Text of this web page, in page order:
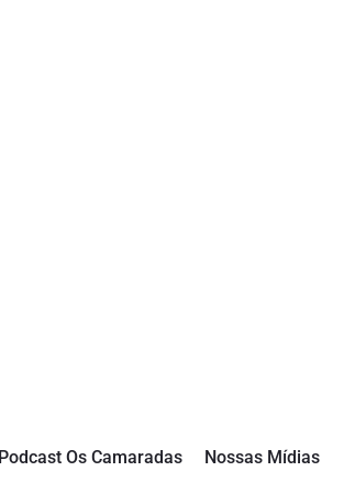
Podcast Os Camaradas Nossas Mídias